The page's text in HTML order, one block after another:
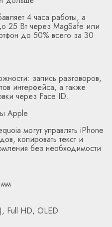
4 часа работы, а
25 Вт через MagSafe или
до 50% всего за 30
запись разговоров,
интерфейса, а также
через Face ID.
Apple
могут управлять iPhone
копировать текст и
без необходимости
Full HD, OLED